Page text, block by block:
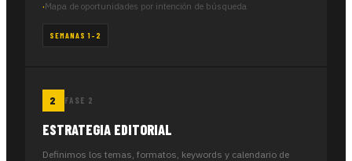
Mapa de oportunidades por intención de búsqueda
SEMANAS 1–2
FASE 2
ESTRATEGIA EDITORIAL
Definimos los temas, formatos, keywords y calendario de